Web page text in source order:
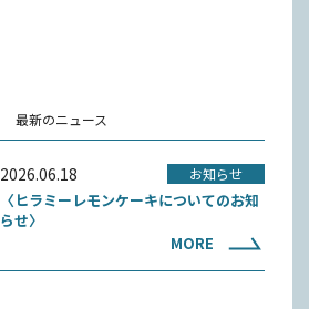
最新のニュース
2026.06.18 お知らせ
〈ヒラミーレモンケーキについてのお知
らせ〉
MORE